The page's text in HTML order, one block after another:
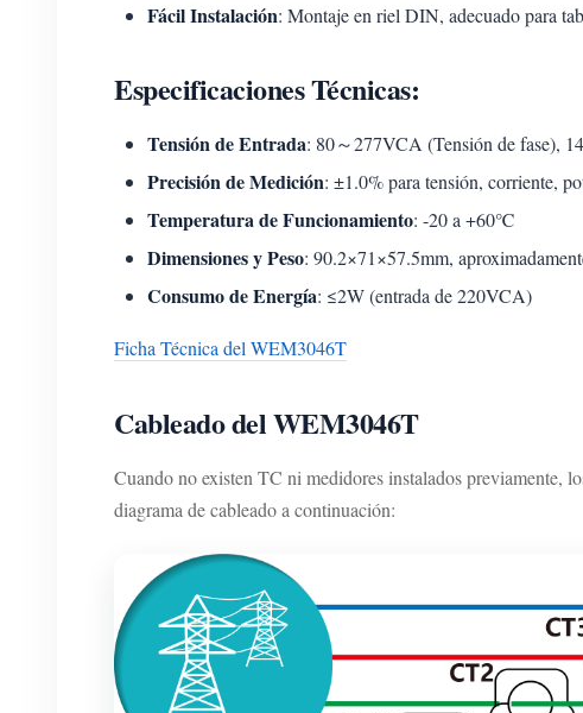
Fácil Instalación: Montaje en riel DIN, adecuado para
Especificaciones Técnicas:
Tensión de Entrada: 80～277VCA (Tensión de fase),
Precisión de Medición: ±1.0% para tensión, corriente,
Temperatura de Funcionamiento: -20 a +60℃
Dimensiones y Peso: 90.2×71×57.5mm,
Consumo de Energía: ≤2W (entrada de 220VCA)
Ficha Técnica del WEM3046T
Cableado del WEM3046T
Cuando no existen TC ni medidores instalados previamente,
diagrama de cableado a continuación: